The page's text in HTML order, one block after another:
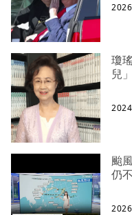
瓊
兒
颱
仍